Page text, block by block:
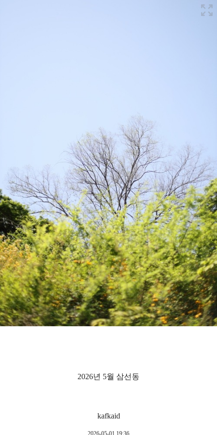
2026년 5월 삼선동
kafkaid
2026-05-01 19:36